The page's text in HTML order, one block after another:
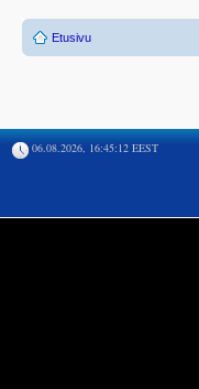
Etusivu
06.08.2026, 16:45:12 EEST